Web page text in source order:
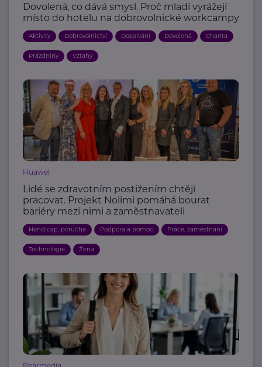
Dovolená, co dává smysl. Proč mladí vyrážejí
místo do hotelu na dobrovolnické workcampy
Aktivity Dobrovolnictví Dospívání Dovolená Charita
Prázdniny Vztahy
Huawei
Lidé se zdravotním postižením chtějí
pracovat. Projekt Nolimi pomáhá bourat
bariéry mezi nimi a zaměstnavateli
Handicap, porucha Podpora a pomoc Práce, zaměstnání
Technologie Žena